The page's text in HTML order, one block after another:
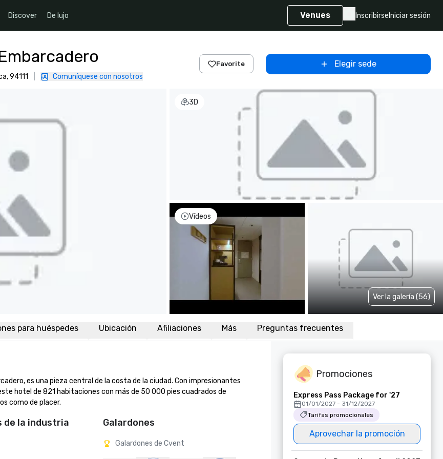
Discover De lujo Venues Inscribirse Iniciar sesión
94111 Comuníquese con nosotros
Favorite Elegir sede
3D
Vídeos
Ver la galería (56)
para huéspedes Ubicación Afiliaciones Más Preguntas frecuentes
es una pieza central de la costa de la ciudad. Con impresionantes
hotel de 821 habitaciones con más de 50 000 pies cuadrados de
como de placer.
de la industria Galardones
Galardones de Cvent
Promociones
Express Pass Package for '27
01/01/2027 - 31/12/2027
Tarifas promocionales
Aprovechar la promoción